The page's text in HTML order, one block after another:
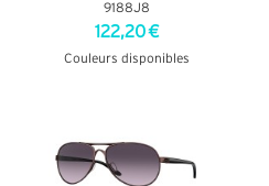
9188J8
122,20 €
Couleurs disponibles